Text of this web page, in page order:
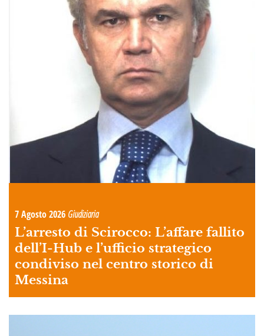
7 Agosto 2026 Giudiziaria
L’arresto di Scirocco: L’affare fallito
dell’I-Hub e l’ufficio strategico
condiviso nel centro storico di
Messina